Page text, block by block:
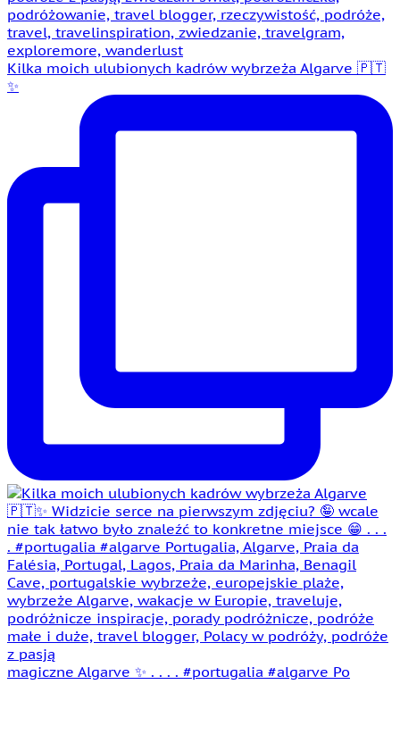
Kilka moich ulubionych kadrów wybrzeża Algarve 🇵🇹
✨
magiczne Algarve ✨ . . . . #portugalia #algarve Po